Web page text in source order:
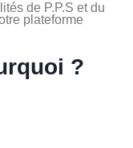
de P.P.S et du
plateforme
?